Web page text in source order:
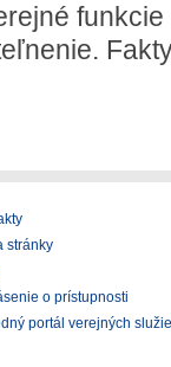
stránky
o prístupnosti
portál verejných